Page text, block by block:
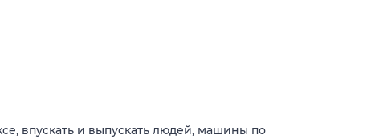
впускать и выпускать людей, машины по